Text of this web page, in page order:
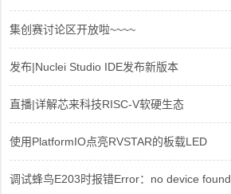
集创赛讨论区开放啦~~~~
发布|Nuclei Studio IDE发布新版本
直播|详解芯来科技RISC-V软硬生态
使用PlatformIO点亮RVSTAR的板载LED
调试蜂鸟E203时报错Error：no device found